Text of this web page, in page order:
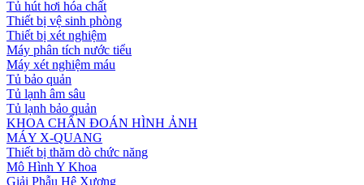
Tủ hút hơi hóa chất
Thiết bị vệ sinh phòng
Thiết bị xét nghiệm
Máy phân tích nước tiểu
Máy xét nghiệm máu
Tủ bảo quản
Tủ lạnh âm sâu
Tủ lạnh bảo quản
KHOA CHẨN ĐOÁN HÌNH ẢNH
MÁY X-QUANG
Thiết bị thăm dò chức năng
Mô Hình Y Khoa
Giải Phẫu Hệ Xương